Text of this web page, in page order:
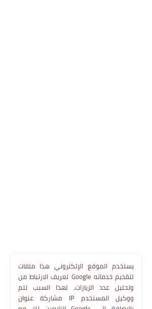
يستخدم الموقع الإلكتروني هذا ملفات
تعريف الارتباط من Google لتقديم خدماته
وتحليل عدد الزيارات. لهذا السبب تتم
مشاركة عنوان IP ووكيل المستخدم